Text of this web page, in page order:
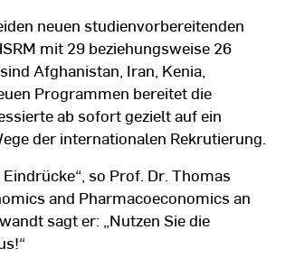
neuen studienvorbereitenden
mit 29 beziehungsweise 26
Afghanistan, Iran, Kenia,
Programmen bereitet die
ab sofort gezielt auf ein
der internationalen Rekrutierung.
so Prof. Dr. Thomas
and Pharmacoeconomics an
sagt er: „Nutzen Sie die